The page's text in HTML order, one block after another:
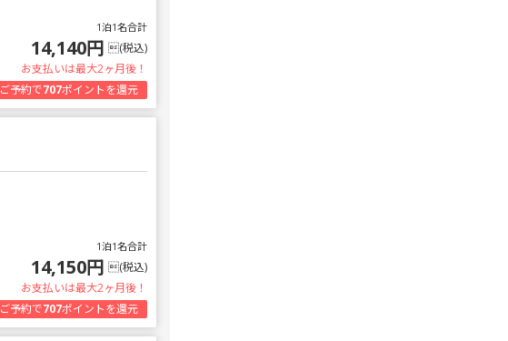
1泊1名合計
14,140円 (税込)
お支払いは最大2ヶ月後！
ご予約で707ポイントを還元
1泊1名合計
14,150円 (税込)
お支払いは最大2ヶ月後！
ご予約で707ポイントを還元